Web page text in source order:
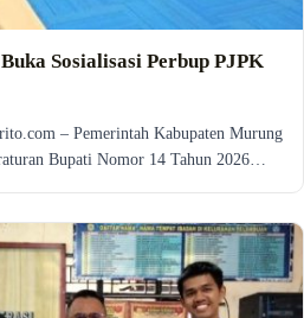
Sosialisasi Perbup PJPK
– Pemerintah Kabupaten Murung
Bupati Nomor 14 Tahun 2026…